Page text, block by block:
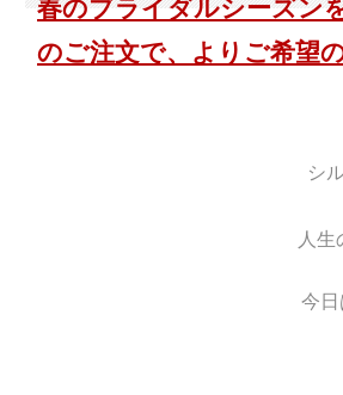
春のブライダルシーズン
のご注文で、よりご希望
シ
人
今